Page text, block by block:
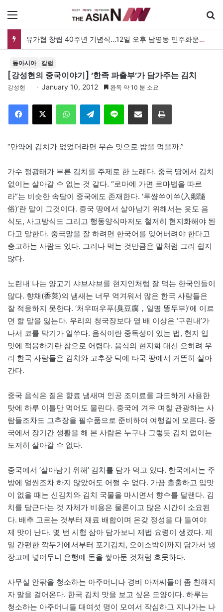
유가협 창립 40주년 기념식…12일 오후 남영동 민주화운동기념관
동아시아 칼럼
[강성현의 중국이야기] ‘한족 파출부’가 담가주는 김치
강성현 January 10, 2012 완독 약 10 분 소요
Telegram 이메일
“만약에 김치가 없었더라면 무슨 맛으로 밥을 먹을까.”
가수 정광태가 부른 김치를 주제로 한 노래다. 중국 땅에서 김치
없이는 살아갈 수 없는 것 같다. “로마에 가면 로마법을 따르
라”는 비슷한 속담이 중국에도 존재한다. ‘루썅쑤이쑤(入鄕隨
俗)’란 말이 그것이다. 중국 땅에서 살아남기 위해서는 옷도 음
식도, 사고방식도 그리고 행동양식마저도 철저히 현지화해야 된
다고 말한다. 중국말을 잘 하려면 한국어를 잊어버려야 한다고
충고하는 사람도 있다. 그러나 먹는 것만큼은 말처럼 그리 쉽지
않다.
노린내 나는 양고기 샤브샤브를 현지인처럼 잘 먹는 한국인들이
많다. 향채(香菜)의 냄새는 너무 역겨워서 많은 한국 사람들은
잘 적응하지 못한다. ‘처우떠우푸(臭豆腐，일명 똥두부)’에 이르
면 할 말을 잃는다. 우리의 청국장보다 열 배 이상은 ‘구린내’가
나서 코를 막기가 일쑤다. 음식이란 중독성이 있는 법, 현지 입
맛에 적응하기란 참으로 어렵다. 음식의 현지화 대신 오히려 우
리 한국 사람들은 김치와 고추장 덕에 타국 땅에서 거뜬히 살아
간다.
중국 음식은 짙은 향료 냄새며 인공 조미료를 과도하게 사용한
탓에 하루 이틀만 먹어도 물린다. 중국에 겨우 며칠 관광하는 사
람들조차도 고추장을 필수품으로 준비하여 여행길에 오른다. 중
국에서 장기간 생활을 해 본 사람은 누구나 그렇듯 김치 없이는
도저히 살아갈 수 없다.
중국에서 ‘살아남기 위해’ 김치를 담가 먹고 있다. 한국에서는 주
방에 얼씬조차 하지 않았어도 어쩔 수 없다. 가끔 출출하고 입맛
이 없을 때는 신김치와 김치 국물을 마시면서 향수를 달랜다. 김
치를 담근다는 것 자체가 비용은 물론이고 많은 시간이 소요된
다. 배추 고르는 것부터 재료 배합이며 온갖 정성을 다 들여야
제 맛이 난다. 몇 번 시험 삼아 담가보니 제법 요령이 생겼다. 제
일 간편한 깍두기에서부터 포기김치, 오이소박이까지 담가서 냉
장고에 넣어두니 은행에 돈을 쌓아둔 것처럼 흐뭇하다.
사무실 안팎을 청소하는 아주머니나 경비 아저씨들이 좀 친해지
자 말을 걸어온다. 한국 김치 맛을 보고 싶은 모양이다. 하루는
청소하는 아주머니들 대여섯 명이 모여서 작심하고 지나가는 나